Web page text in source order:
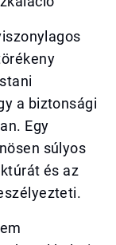
a biztonsági
Egy
súlyos
és az